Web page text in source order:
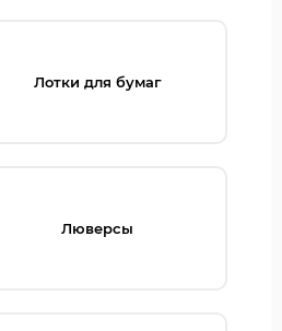
Лотки для бумаг
Люверсы